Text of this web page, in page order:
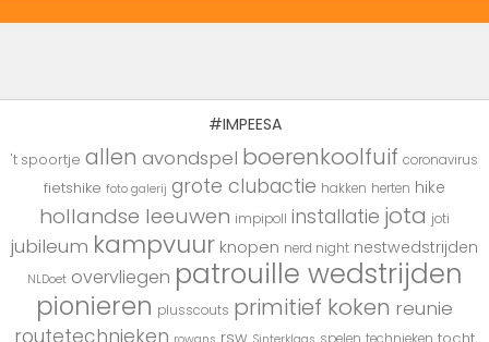
#IMPEESA
't spoortje allen avondspel boerenkoolfuif coronavirus
fietshike foto galerij grote clubactie hakken herten hike
hollandse leeuwen impipoll installatie jota joti
jubileum kampvuur knopen nerd night nestwedstrijden
NLDoet overvliegen patrouille wedstrijden
pionieren plusscouts primitief koken reunie
routetechnieken
rsw